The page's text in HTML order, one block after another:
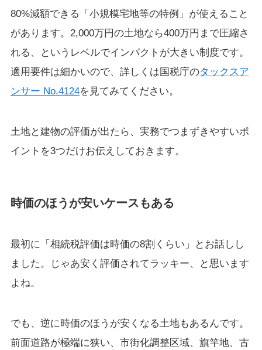
80%減額できる「小規模宅地等の特例」が使えること
があります。2,000万円の土地なら400万円まで圧縮さ
れる、というレベルでインパクトが大きい制度です。
適用要件は細かいので、詳しくは国税庁のタックスア
ンサー No.4124を見てみてください。
土地と建物の評価が出たら、実務でつまずきやすいポ
イントを3つだけお伝えしておきます。
時価のほうが安いケースもある
最初に「相続税評価は時価の8割くらい」とお話しし
ました。じゃあ安く評価されてラッキー、と思います
よね。
でも、逆に時価のほうが安くなる土地もあるんです。
前面道路が極端に狭い、市街化調整区域、旗竿地、古